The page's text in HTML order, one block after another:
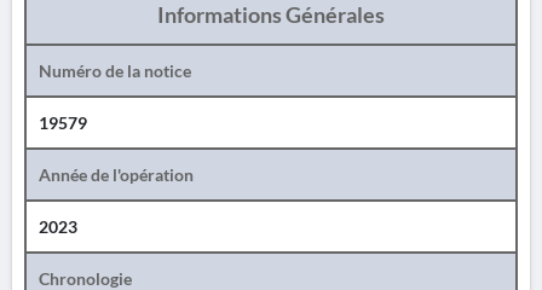
Informations Générales
Numéro de la notice
19579
Année de l'opération
2023
Chronologie